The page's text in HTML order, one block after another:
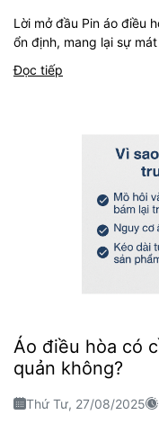
Lời mở đầu Pin áo điều
ổn định, mang lại sự
Đọc tiếp
Áo điều hòa có
quản không?
Thứ Tư, 27/08/2025